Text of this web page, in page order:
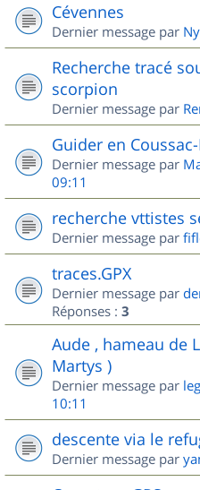
Cévennes
Dernier message par
Recherche tracé
scorpion
Dernier message par
Guider en
Dernier message par
09:11
recherche vttistes
Dernier message par
traces.GPX
Dernier message par
Réponses : 3
Aude , hameau de
Martys )
Dernier message par
10:11
descente via le
Dernier message par